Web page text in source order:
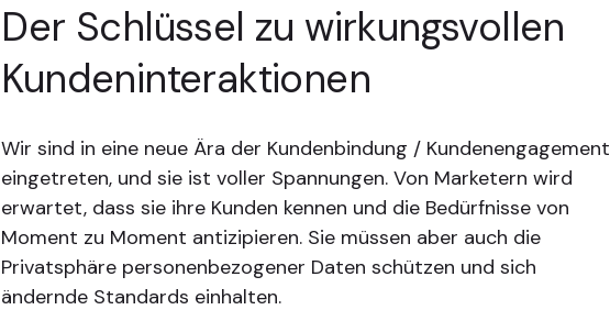
Der Schlüssel zu wirkungsvollen
Kundeninteraktionen
Wir sind in eine neue Ära der Kundenbindung / Kundenengagement
eingetreten, und sie ist voller Spannungen. Von Marketern wird
erwartet, dass sie ihre Kunden kennen und die Bedürfnisse von
Moment zu Moment antizipieren. Sie müssen aber auch die
Privatsphäre personenbezogener Daten schützen und sich
ändernde Standards einhalten.